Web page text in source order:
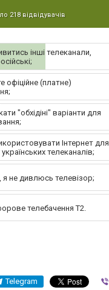
218 відвідувачів
інші телеканали,
офіційне (платне)
"обхідіні" варіанти для
Інтернет для
телеканалів;
не дивлюсь телевізор;
телебачення Т2.
Telegram